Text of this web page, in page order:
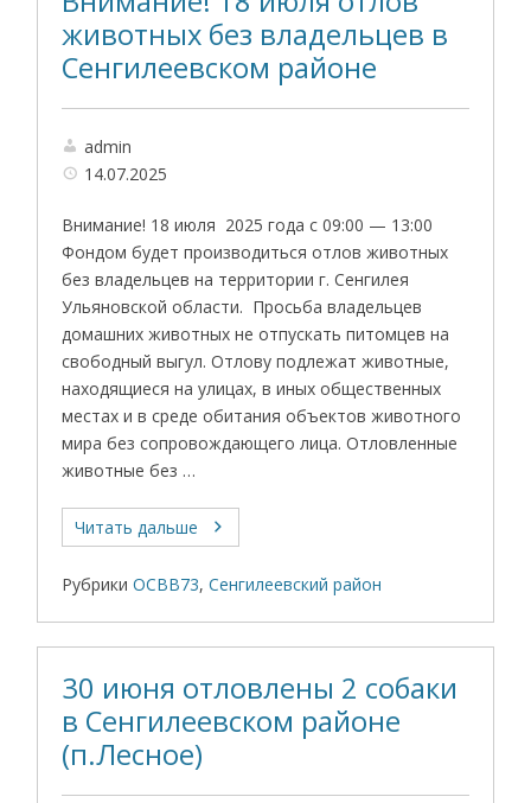
животных без владельцев в
Сенгилеевском районе
admin
14.07.2025
Внимание! 18 июля 2025 года с 09:00 — 13:00
Фондом будет производиться отлов животных
без владельцев на территории г. Сенгилея
Ульяновской области. Просьба владельцев
домашних животных не отпускать питомцев на
свободный выгул. Отлову подлежат животные,
находящиеся на улицах, в иных общественных
местах и в среде обитания объектов животного
мира без сопровождающего лица. Отловленные
животные без …
Читать дальше
Рубрики ОСВВ73,Сенгилеевский район
30 июня отловлены 2 собаки
в Сенгилеевском районе
(п.Лесное)